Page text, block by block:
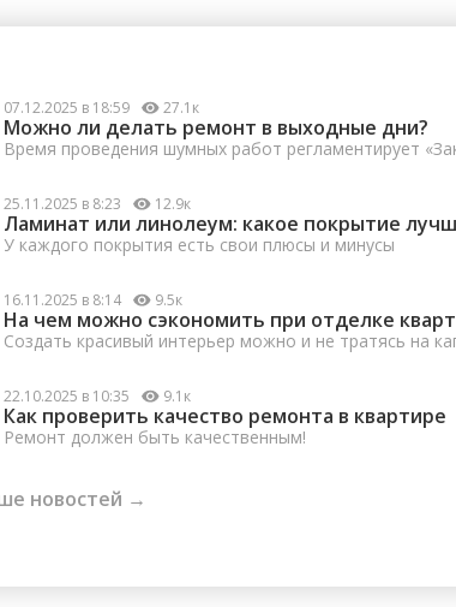
07.12.2025 в 18:59 27.1к
Можно ли делать ремонт в выходные дни?
Время проведения шумных работ регламентирует
25.11.2025 в 8:23 12.9к
Ламинат или линолеум: какое покрытие
У каждого покрытия есть свои плюсы и минусы
16.11.2025 в 8:14 9.5к
На чем можно сэкономить при отделке
Создать красивый интерьер можно и не тратясь на
22.10.2025 в 10:35 9.1к
Как проверить качество ремонта в квартире
Ремонт должен быть качественным!
новостей →